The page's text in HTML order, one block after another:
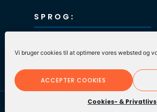
Vi bruger cookies til at optimere vores websted og
ACCEPTER COOKIES
Cookies- &
SPROG:
©️ ViewNet Systems 2023 – All rights